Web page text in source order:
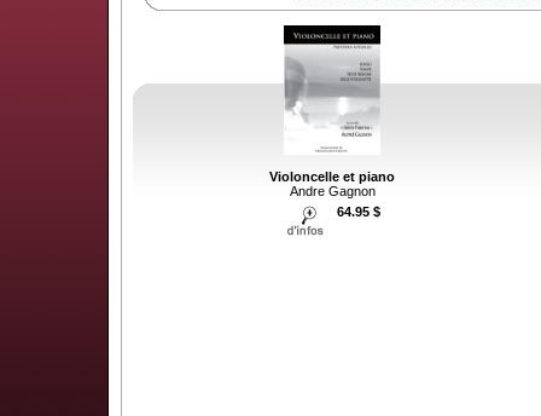
Violoncelle et piano
Andre Gagnon
64.95 $